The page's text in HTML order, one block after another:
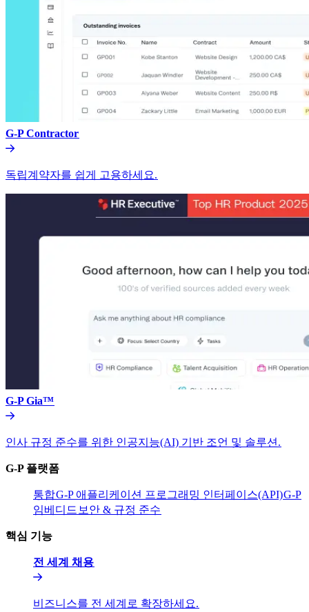
G-P Contractor​​
독립계약자를 쉽게 고용하세요.​​
G-P Gia™​​
인사 규정 준수를 위한 인공지능(AI) 기반 조언 및 솔루션.​​
G-P 플랫폼​​
통합​​G-P 애플리케이션 프로그래밍 인터페이스(API)​​G-P
임베디드​​ 보안 & 규정 준수​​
핵심 기능​​
전 세계 채용​​
비즈니스를 전 세계로 확장하세요.​​